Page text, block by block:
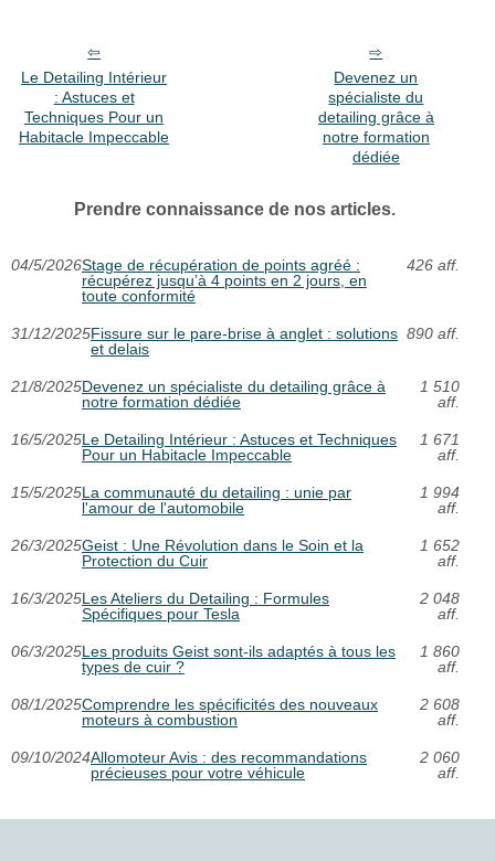
Le Detailing Intérieur
: Astuces et
Techniques Pour un
Habitacle Impeccable
Devenez un
spécialiste du
detailing grâce à
notre formation
dédiée
Prendre connaissance de nos articles.
04/5/2026Stage de récupération de points agréé :
récupérez jusqu’à 4 points en 2 jours, en
toute conformité
426 aff.
31/12/2025Fissure sur le pare-brise à anglet : solutions
et delais
890 aff.
21/8/2025Devenez un spécialiste du detailing grâce à
notre formation dédiée
1 510
aff.
16/5/2025Le Detailing Intérieur : Astuces et Techniques
Pour un Habitacle Impeccable
1 671
aff.
15/5/2025La communauté du detailing : unie par
l'amour de l'automobile
1 994
aff.
26/3/2025Geist : Une Révolution dans le Soin et la
Protection du Cuir
1 652
aff.
16/3/2025Les Ateliers du Detailing : Formules
Spécifiques pour Tesla
2 048
aff.
06/3/2025Les produits Geist sont-ils adaptés à tous les
types de cuir ?
1 860
aff.
08/1/2025Comprendre les spécificités des nouveaux
moteurs à combustion
2 608
aff.
09/10/2024Allomoteur Avis : des recommandations
précieuses pour votre véhicule
2 060
aff.